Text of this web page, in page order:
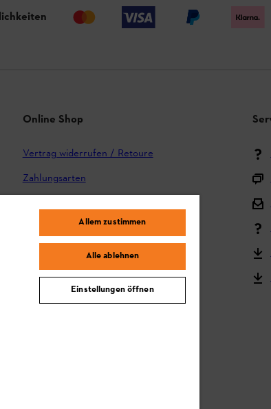
Online Shop
Vertrag widerrufen / Retoure
Zahlungsarten
Reklamation und Garantie
STIHL Kooperationsprogramm
STIHL Bedienungsanleitungen
MY STIHL
Allem zustimmen
Alle ablehnen
Einstellungen öffnen